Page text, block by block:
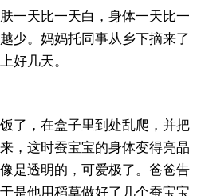
天比一天白，身体一天比一
少。妈妈托同事从乡下摘来了
好几天。
，在盒子里到处乱爬，并把
，这时蚕宝宝的身体变得亮晶
是透明的，可爱极了。爸爸告
是他用稻草做好了几个蚕宝宝